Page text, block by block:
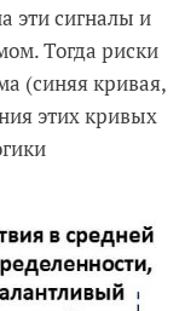
эти сигналы и
Тогда риски
(синяя кривая,
этих кривых